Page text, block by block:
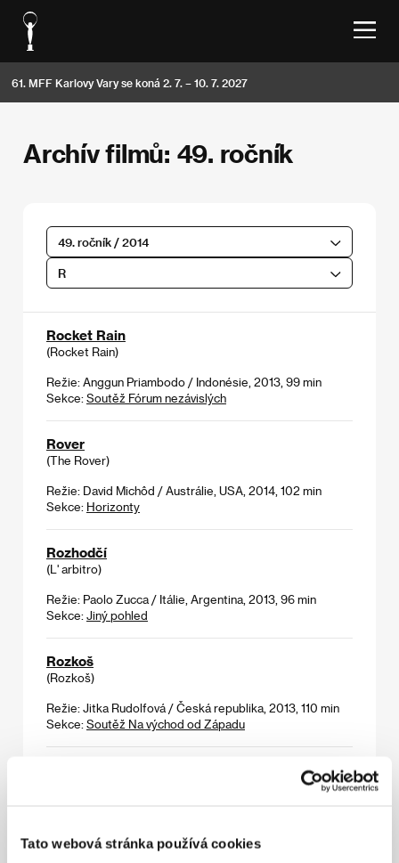
Tato webová stránka používá cookies
61. MFF Karlovy Vary se koná 2. 7. – 10. 7. 2027
Archív filmů: 49. ročník
49. ročník / 2014
R
Rocket Rain
(Rocket Rain)
Režie: Anggun Priambodo / Indonésie, 2013, 99 min
Sekce: Soutěž Fórum nezávislých
Rover
(The Rover)
Režie: David Michôd / Austrálie, USA, 2014, 102 min
Sekce: Horizonty
Rozhodčí
(L' arbitro)
Režie: Paolo Zucca / Itálie, Argentina, 2013, 96 min
Sekce: Jiný pohled
Rozkoš
(Rozkoš)
Režie: Jitka Rudolfová / Česká republika, 2013, 110 min
Sekce: Soutěž Na východ od Západu